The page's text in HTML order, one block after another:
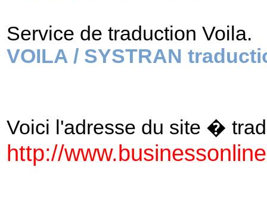
Service de traduction Voila.
VOILA / SYSTRAN
Voici l'adresse du site �
http://